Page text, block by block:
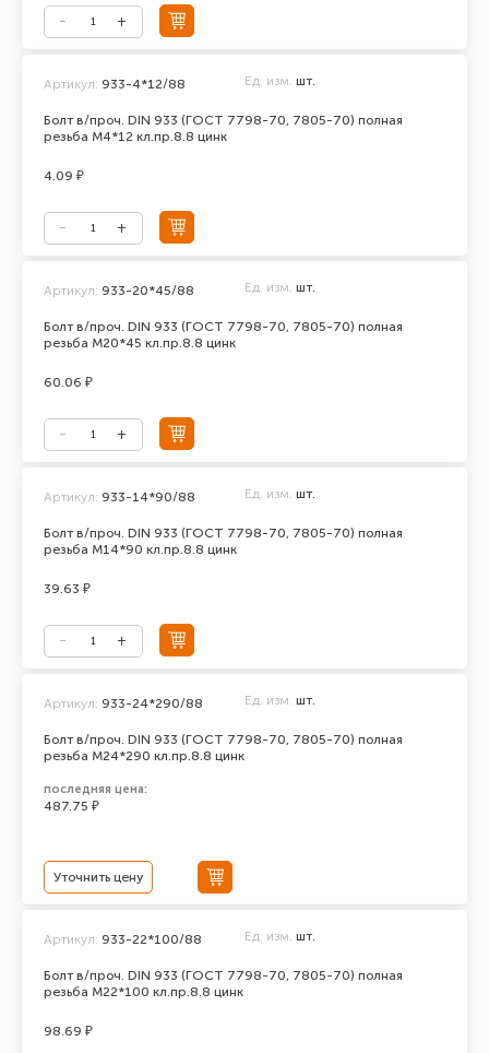
Болт в/проч. DIN 933 (ГОСТ 7798-70, 7805-70) полная
резьба М4*12 кл.пр.8.8 цинк
Артикул: 933-4*12/88 Ед. изм. шт.
4.09 ₽
Болт в/проч. DIN 933 (ГОСТ 7798-70, 7805-70) полная
резьба М20*45 кл.пр.8.8 цинк
Артикул: 933-20*45/88 Ед. изм. шт.
60.06 ₽
Болт в/проч. DIN 933 (ГОСТ 7798-70, 7805-70) полная
резьба М14*90 кл.пр.8.8 цинк
Артикул: 933-14*90/88 Ед. изм. шт.
39.63 ₽
Болт в/проч. DIN 933 (ГОСТ 7798-70, 7805-70) полная
резьба М24*290 кл.пр.8.8 цинк
Артикул: 933-24*290/88 Ед. изм. шт.
последняя цена:
487.75 ₽
Уточнить цену
Болт в/проч. DIN 933 (ГОСТ 7798-70, 7805-70) полная
резьба М22*100 кл.пр.8.8 цинк
Артикул: 933-22*100/88 Ед. изм. шт.
98.69 ₽